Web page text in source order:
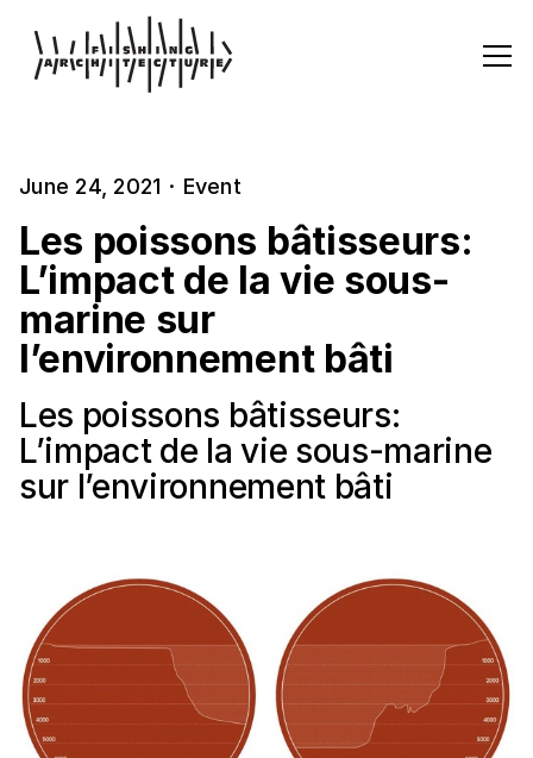
June 24, 2021 · Event
Les poissons bâtisseurs:
L’impact de la vie sous-
marine sur
l’environnement bâti
Les poissons bâtisseurs:
L’impact de la vie sous-marine
sur l’environnement bâti